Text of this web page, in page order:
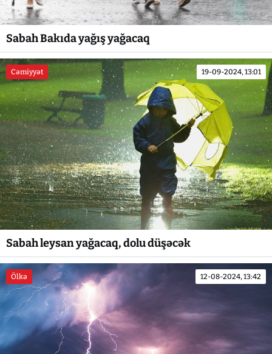
Sabah Bakıda yağış yağacaq
Cəmiyyət 19-09-2024, 13:01
Sabah leysan yağacaq, dolu düşəcək
Ölkə 12-08-2024, 13:42